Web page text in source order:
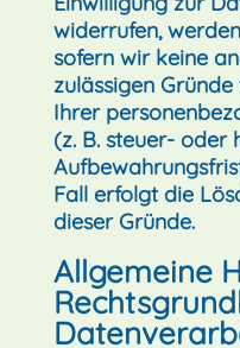
widerrufen,
sofern wir keine
zulässigen
Ihrer
(z. B. steuer- oder
Fall erfolgt die
dieser Gründe.
Allgemeine